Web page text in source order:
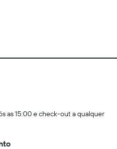
as 15:00 e check-out a qualquer